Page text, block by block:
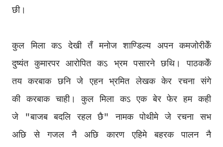
छी।
कुल मिला कऽ देखी तँ मनोज शाण्डिल्य अपन कमजोरीकेँ
दुष्यंत कुमारपर आरोपित कऽ भ्रम पसारने छथि। पाठककेँ
तय करबाक छनि जे एहन भ्रमित लेखक केर रचना संगे
की करबाक चाही। कुल मिला कऽ एक बेर फेर हम कही
जे "बाजब बदलि रहल छै" नामक पोथीमे जे रचना सभ
अछि से गजल नै अछि कारण एहिमे बहरक पालन नै